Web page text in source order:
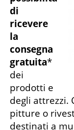
di
ricevere
la
consegna
gratuita*
dei
prodotti e
degli attrezzi.
pitture o
destinati a